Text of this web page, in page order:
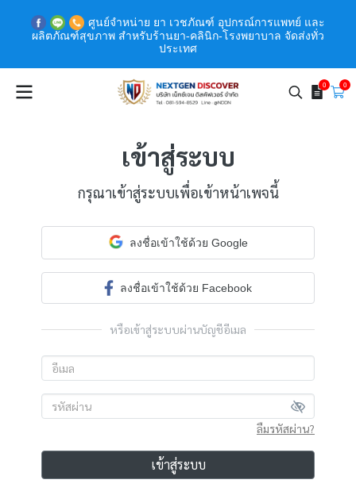
ศูนย์จำหน่าย ยา เวชภัณฑ์ อุปกรณ์การแพทย์ และ
ผลิตภัณฑ์สุขภาพ สำหรับร้านยา-คลินิก-โรงพยาบาล จัดส่งทั่ว
ประเทศ
0 0
เข้าสู่ระบบ
กรุณาเข้าสู่ระบบเพื่อเข้าหน้าเพจนี้
ลงชื่อเข้าใช้ด้วย Google
ลงชื่อเข้าใช้ด้วย Facebook
หรือเข้าสู่ระบบผ่านบัญชีอีเมล
ลืมรหัสผ่าน?
เข้าสู่ระบบ